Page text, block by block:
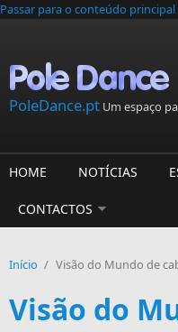
Passar para o conteúdo principal
PoleDance.pt Um espaço
HOME NOTÍCIAS
CONTACTOS
Início / Visão do Mundo de
Visão do